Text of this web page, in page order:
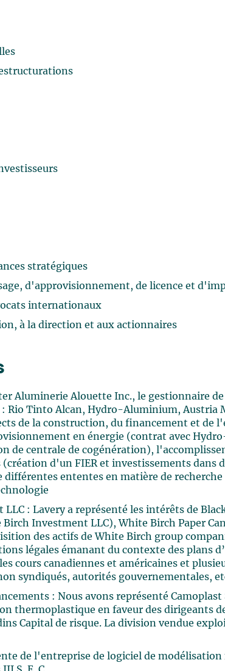
stratégiques
d'approvisionnement, de licence et
internationaux
à la direction et aux actionnaires
Aluminerie Alouette Inc., le gestionnaire
Rio Tinto Alcan, Hydro-Aluminium, Austria
de la construction, du financement et de
en énergie (contrat avec
de centrale de cogénération),
d'un FIER et investissements dans
différentes ententes en matière de recherche
: Lavery a représenté les intérêts de
Investment LLC), White Birch Paper
des actifs de White Birch group
légales émanant du contexte des plans
cours canadiennes et américaines et
syndiqués, autorités gouvernementales,
: Nous avons représenté Camoplast
thermoplastique en faveur des dirigeants
Capital de risque. La division vendue
de l'entreprise de logiciel de modélisation